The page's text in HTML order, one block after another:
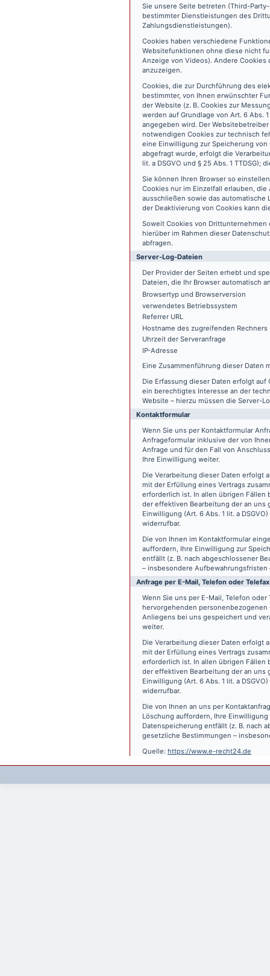
Sie unsere Seite betreten (Third-
bestimmter Dienstleistungen des
Zahlungsdienstleistungen).
Cookies haben verschiedene
Websitefunktionen ohne diese nicht
Anzeige von Videos). Andere
anzuzeigen.
Cookies, die zur Durchführung des
bestimmter, von Ihnen erwünschter
der Website (z. B. Cookies zur
werden auf Grundlage von Art. 6 Abs.
angegeben wird. Der
notwendigen Cookies zur technisch
eine Einwilligung zur Speicherung
abgefragt wurde, erfolgt die
lit. a DSGVO und § 25 Abs. 1
Sie können Ihren Browser so
Cookies nur im Einzelfall erlauben,
ausschließen sowie das automatische
der Deaktivierung von Cookies kann
Soweit Cookies von
hierüber im Rahmen dieser
abfragen.
Server-Log-Dateien
Der Provider der Seiten erhebt und
Dateien, die Ihr Browser automatisch
Browsertyp und Browserversion
verwendetes Betriebssystem
Referrer URL
Hostname des zugreifenden Rechners
Uhrzeit der Serveranfrage
IP-Adresse
Eine Zusammenführung dieser Daten
Die Erfassung dieser Daten erfolgt auf
ein berechtigtes Interesse an der
Website – hierzu müssen die Server-
Kontaktformular
Wenn Sie uns per Kontaktformular
Anfrageformular inklusive der von
Anfrage und für den Fall von
Ihre Einwilligung weiter.
Die Verarbeitung dieser Daten erfolgt
mit der Erfüllung eines Vertrags
erforderlich ist. In allen übrigen Fällen
der effektiven Bearbeitung der an uns
Einwilligung (Art. 6 Abs. 1 lit. a
widerrufbar.
Die von Ihnen im Kontaktformular
auffordern, Ihre Einwilligung zur
entfällt (z. B. nach abgeschlossener
– insbesondere
Anfrage per E-Mail, Telefon oder Telefax
Wenn Sie uns per E-Mail, Telefon
hervorgehenden personenbezogenen
Anliegens bei uns gespeichert und
weiter.
Die Verarbeitung dieser Daten erfolgt
mit der Erfüllung eines Vertrags
erforderlich ist. In allen übrigen Fällen
der effektiven Bearbeitung der an uns
Einwilligung (Art. 6 Abs. 1 lit. a
widerrufbar.
Die von Ihnen an uns per
Löschung auffordern, Ihre
Datenspeicherung entfällt (z. B. nach
gesetzliche Bestimmungen –
Quelle: https://www.e-recht24.de